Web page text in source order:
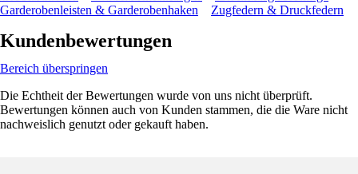
Garderobenleisten & Garderobenhaken
Zugfedern & Druckfedern
Kundenbewertungen
Bereich überspringen
Die Echtheit der Bewertungen wurde von uns nicht überprüft.
Bewertungen können auch von Kunden stammen, die die Ware nicht
nachweislich genutzt oder gekauft haben.